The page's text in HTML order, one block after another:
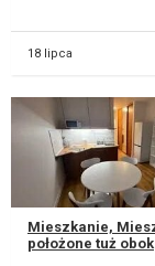
18 lipca
Mieszkanie,
położone tuż obok